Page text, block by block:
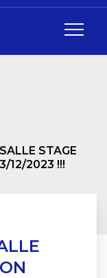
STAGE
12/2023 !!!